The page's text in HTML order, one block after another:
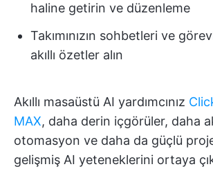
haline getirin ve düzenleme
Takımınızın sohbetleri ve
akıllı özetler alın
Akıllı masaüstü AI yardımcınız
MAX, daha derin içgörüler, daha
otomasyon ve daha da güçlü
gelişmiş AI yeteneklerini ortaya